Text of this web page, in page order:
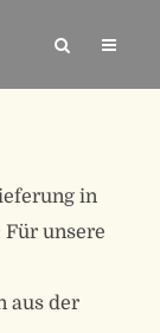
in
Für unsere
aus der